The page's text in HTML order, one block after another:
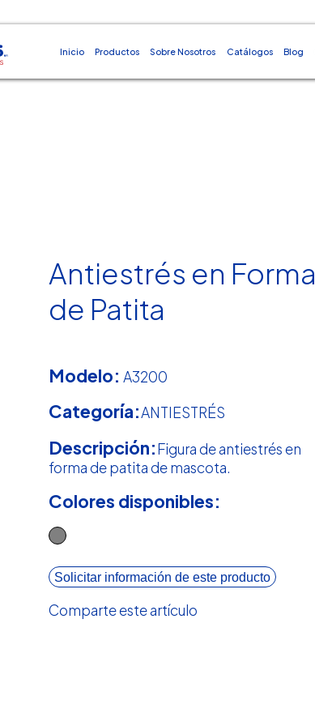
Inicio Productos Sobre Nosotros Catálogos Blog
Antiestrés en Forma
de Patita
Modelo: A3200
Categoría:ANTIESTRÉS
Descripción:Figura de antiestrés en
forma de patita de mascota.
Colores disponibles:
Solicitar información de este producto
Comparte este artículo